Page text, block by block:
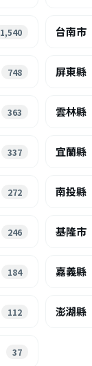
1,540 台南市
748 屏東縣
363 雲林縣
337 宜蘭縣
272 南投縣
246 基隆市
184 嘉義縣
112 澎湖縣
37